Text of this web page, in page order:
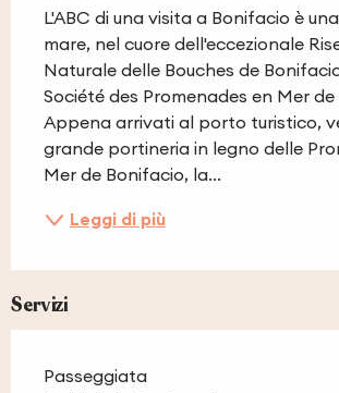
L'ABC di una visita a Bonifacio è
mare, nel cuore dell'eccezionale
Naturale delle Bouches de
Société des Promenades en Mer
Appena arrivati al porto turistico,
grande portineria in legno delle
Mer de Bonifacio, la...
Leggi di più
Servizi
Passeggiata